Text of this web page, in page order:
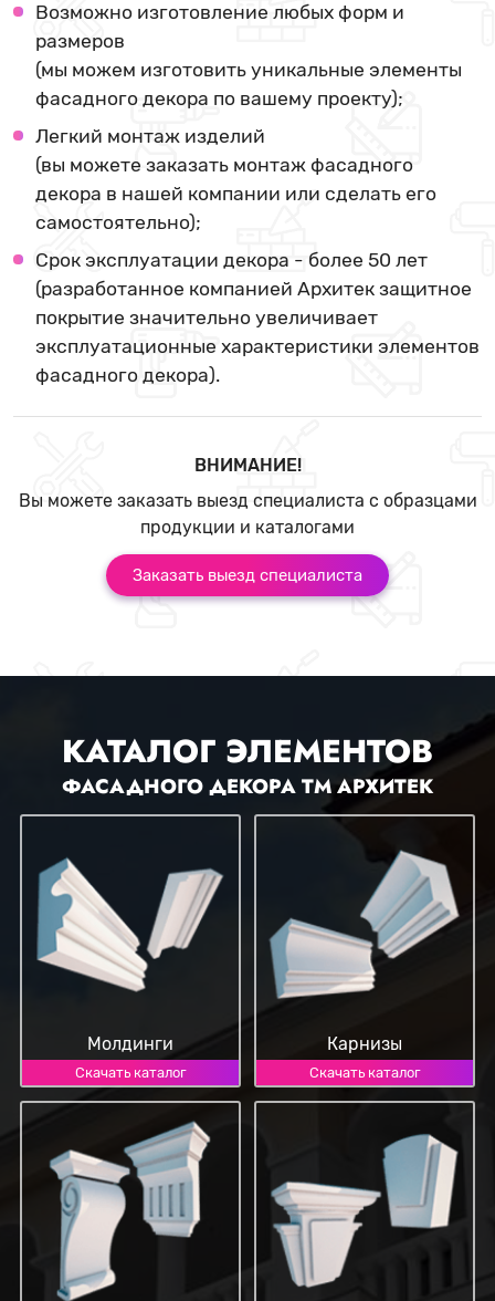
Возможно изготовление любых форм и
размеров
(мы можем изготовить уникальные элементы
фасадного декора по вашему проекту);
Легкий монтаж изделий
(вы можете заказать монтаж фасадного
декора в нашей компании или сделать его
самостоятельно);
Срок эксплуатации декора - более 50 лет
(разработанное компанией Архитек защитное
покрытие значительно увеличивает
эксплуатационные характеристики элементов
фасадного декора).
ВНИМАНИЕ!
Вы можете заказать выезд специалиста с образцами
продукции и каталогами
Заказать выезд специалиста
КАТАЛОГ ЭЛЕМЕНТОВ
ФАСАДНОГО ДЕКОРА ТМ АРХИТЕК
Молдинги
Скачать каталог
Карнизы
Скачать каталог